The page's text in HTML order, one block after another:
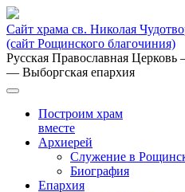
Сайт храма св. Николая
(сайт Рощинского благочиния)
Русская Православная Церковь
— Выборгская епархия
Построим храм
вместе
Архиерей
Служение в
Биография
Епархия